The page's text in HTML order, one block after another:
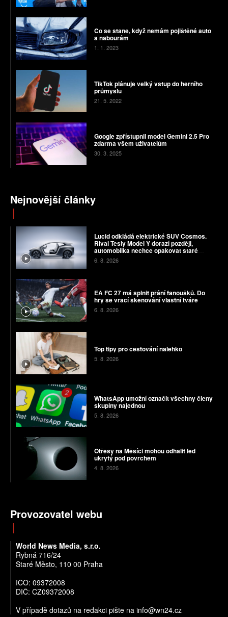
Co se stane, když nemám pojištěné auto
a nabourám
1. 1. 2023
TikTok plánuje velký vstup do herního
průmyslu
21. 5. 2022
Google zpřístupnil model Gemini 2.5 Pro
zdarma všem uživatelům
30. 3. 2025
Nejnovější články
Lucid odkládá elektrické SUV Cosmos.
Rival Tesly Model Y dorazí později,
automobilka nechce opakovat staré
chyby
6. 8. 2026
EA FC 27 má splnit přání fanoušků. Do
hry se vrací skenování vlastní tváře
6. 8. 2026
Top tipy pro cestování nalehko
5. 8. 2026
WhatsApp umožní označit všechny členy
skupiny najednou
5. 8. 2026
Otřesy na Měsíci mohou odhalit led
ukrytý pod povrchem
4. 8. 2026
Provozovatel webu
World News Media, s.r.o.
Rybná 716/24
Staré Město, 110 00 Praha
IČO: 09372008
DIČ: CZ09372008
V případě dotazů na redakci pište na info@wn24.cz